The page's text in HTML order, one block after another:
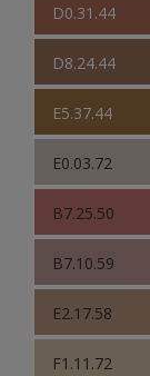
D0.31.44
D8.24.44
E5.37.44
E0.03.72
B7.25.50
B7.10.59
E2.17.58
F1.11.72